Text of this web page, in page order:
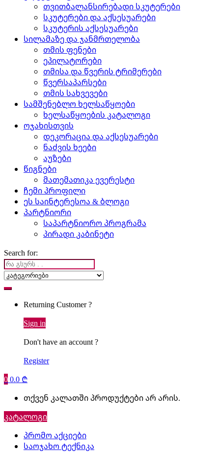
თვითბალანსირებადი სკუტერები
სკუტერები და აქსესუარები
სკუტერის აქსესუარები
სილამაზე და ჯანმრთელობა
თმის ფენები
ეპილატორები
თმისა და წვერის ტრიმერები
წვერსაპარსები
თმის სახვევები
სამშენებლო ხელსაწყოები
ხელსაწყოების კატალოგი
ოჯახისთვის
დეკორაცია და აქსესუარები
ნაძვის ხეები
აუზები
წიგნები
მათემათიკა ევერესტი
ჩემი პროფილი
ეს საინტერესოა & ბლოგი
პარტნიორი
საპარტნიორო პროგრამა
პირადი კაბინეტი
Search for:
Returning Customer ?
Sign in
Don't have an account ?
Register
00.0 ₾
თქვენ კალათში პროდუქტები არ არის.
კატალოგი
პრომო აქციები
საოჯახო ტექნიკა